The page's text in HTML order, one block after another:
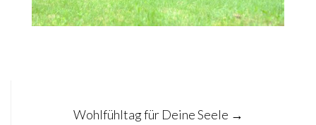
Wohlfühltag für Deine Seele →